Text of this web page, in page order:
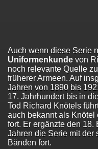
Auch wenn diese Serie
Uniformenkunde von
noch relevante Quelle
früherer Armeen. Auf
Jahren von 1890 bis
17. Jahrhundert bis in
Tod Richard Knötels
auch bekannt als
fort. Er ergänzte den 18.
Jahren die Serie mit der
Bänden fort.